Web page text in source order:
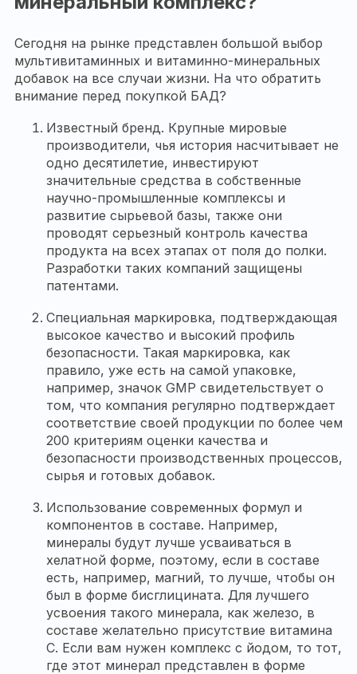
Сегодня на рынке представлен большой выбор
мультивитаминных и витаминно-минеральных
добавок на все случаи жизни. На что обратить
внимание перед покупкой БАД?
Известный бренд. Крупные мировые
производители, чья история насчитывает не
одно десятилетие, инвестируют
значительные средства в собственные
научно-промышленные комплексы и
развитие сырьевой базы, также они
проводят серьезный контроль качества
продукта на всех этапах от поля до полки.
Разработки таких компаний защищены
патентами.
Специальная маркировка, подтверждающая
высокое качество и высокий профиль
безопасности. Такая маркировка, как
правило, уже есть на самой упаковке,
например, значок GMP свидетельствует о
том, что компания регулярно подтверждает
соответствие своей продукции по более чем
200 критериям оценки качества и
безопасности производственных процессов,
сырья и готовых добавок.
Использование современных формул и
компонентов в составе. Например,
минералы будут лучше усваиваться в
хелатной форме, поэтому, если в составе
есть, например, магний, то лучше, чтобы он
был в форме бисглицината. Для лучшего
усвоения такого минерала, как железо, в
составе желательно присутствие витамина
С. Если вам нужен комплекс с йодом, то тот,
где этот минерал представлен в форме